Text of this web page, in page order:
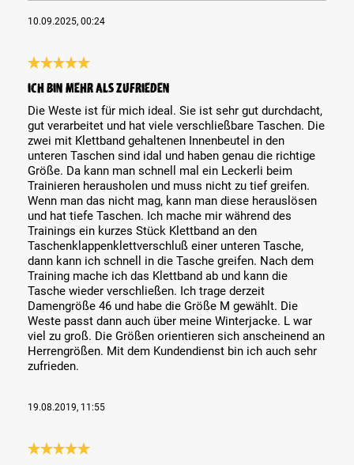
10.09.2025, 00:24
Ich bin mehr als zufrieden
Die Weste ist für mich ideal. Sie ist sehr gut durchdacht,
gut verarbeitet und hat viele verschließbare Taschen. Die
zwei mit Klettband gehaltenen Innenbeutel in den
unteren Taschen sind idal und haben genau die richtige
Größe. Da kann man schnell mal ein Leckerli beim
Trainieren herausholen und muss nicht zu tief greifen.
Wenn man das nicht mag, kann man diese herauslösen
und hat tiefe Taschen. Ich mache mir während des
Trainings ein kurzes Stück Klettband an den
Taschenklappenklettverschluß einer unteren Tasche,
dann kann ich schnell in die Tasche greifen. Nach dem
Training mache ich das Klettband ab und kann die
Tasche wieder verschließen. Ich trage derzeit
Damengröße 46 und habe die Größe M gewählt. Die
Weste passt dann auch über meine Winterjacke. L war
viel zu groß. Die Größen orientieren sich anscheinend an
Herrengrößen. Mit dem Kundendienst bin ich auch sehr
zufrieden.
19.08.2019, 11:55